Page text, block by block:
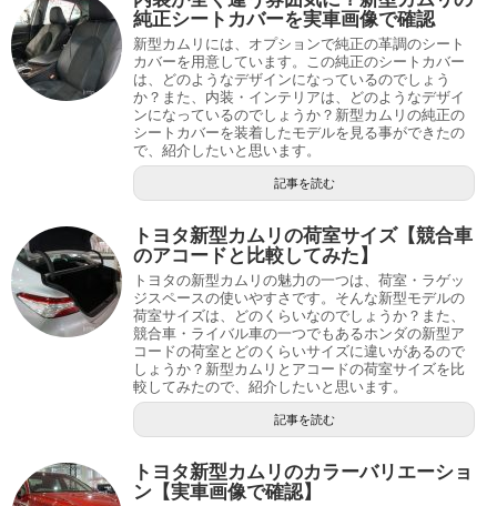
純正シートカバーを実車画像で確認
新型カムリには、オプションで純正の革調のシート
カバーを用意しています。この純正のシートカバー
は、どのようなデザインになっているのでしょう
か？また、内装・インテリアは、どのようなデザイ
ンになっているのでしょうか？新型カムリの純正の
シートカバーを装着したモデルを見る事ができたの
で、紹介したいと思います。
記事を読む
トヨタ新型カムリの荷室サイズ【競合車
のアコードと比較してみた】
トヨタの新型カムリの魅力の一つは、荷室・ラゲッ
ジスペースの使いやすさです。そんな新型モデルの
荷室サイズは、どのくらいなのでしょうか？また、
競合車・ライバル車の一つでもあるホンダの新型ア
コードの荷室とどのくらいサイズに違いがあるので
しょうか？新型カムリとアコードの荷室サイズを比
較してみたので、紹介したいと思います。
記事を読む
トヨタ新型カムリのカラーバリエーショ
ン【実車画像で確認】